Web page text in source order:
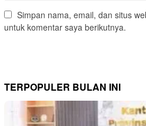
Simpan nama, email, dan situs
untuk komentar saya berikutnya.
TERPOPULER BULAN INI